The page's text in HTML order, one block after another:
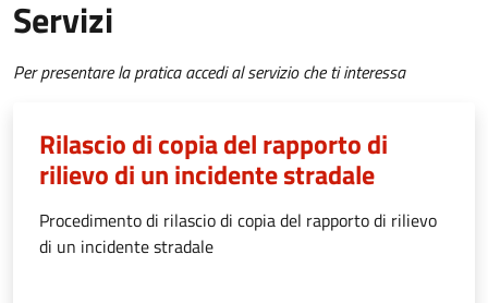
Servizi
Per presentare la pratica accedi al servizio che ti interessa
Rilascio di copia del rapporto di
rilievo di un incidente stradale
Procedimento di rilascio di copia del rapporto di rilievo
di un incidente stradale